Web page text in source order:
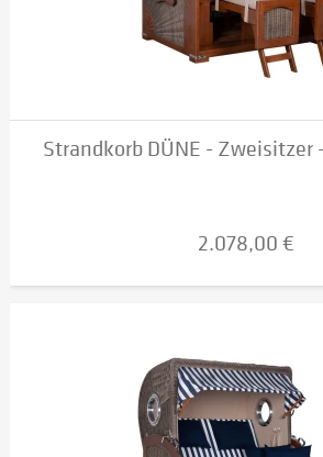
Strandkorb DÜNE - Zweisitzer
2.078,00 €